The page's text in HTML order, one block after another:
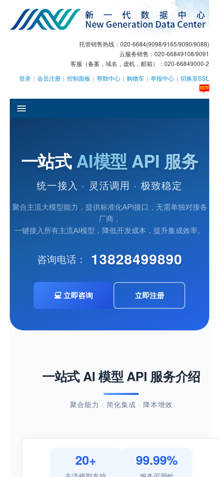
托管销售热线：020-6684(9098/9165/9090/9088)
云服务销售：020-66849108/9091
客服（备案，域名，虚机，邮箱）：020-66849000-2
登录 | 会员注册 | 控制面板 | 帮助中心 | 购物车 | 举报中心 | 切换至SSL
AI客服
大模型服务
主机托管
域名注册
企业邮箱
SSL证书
一站式AI模型 API 服务
统一接入 · 灵活调用 · 极致稳定
聚合主流大模型能力，提供标准化API接口，无需单独对接各
厂商，
一键接入所有主流AI模型，降低开发成本，提升集成效率。
咨询电话： 13828499890
💻立即咨询 立即注册
一站式 AI 模型 API 服务介绍
聚合能力 · 简化集成 · 降本增效
20+ 99.99%